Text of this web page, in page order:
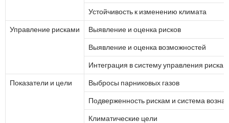
Устойчивость к изменению климата
Управление рисками Выявление и оценка рисков
Выявление и оценка возможностей
Интеграция в систему управления
Показатели и цели Выбросы парниковых газов
Подверженность рискам и система
Климатические цели